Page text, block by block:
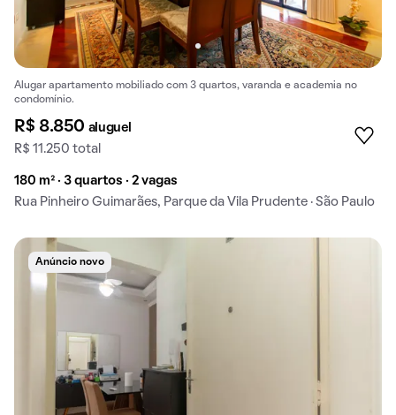
Alugar apartamento mobiliado com 3 quartos, varanda e academia no
condomínio.
R$ 8.850 aluguel
R$ 11.250 total
180 m² · 3 quartos · 2 vagas
Rua Pinheiro Guimarães, Parque da Vila Prudente · São Paulo
Anúncio novo